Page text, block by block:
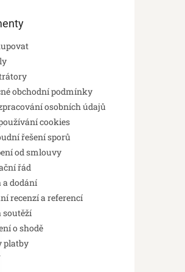
obchodní podmínky
osobních údajů
cookies
řešení sporů
od smlouvy
řád
a dodání
recenzí a referencí
soutěží
o shodě
platby